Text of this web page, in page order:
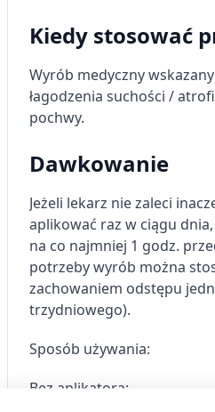
Kiedy stosować
Wyrób medyczny
łagodzenia suchości /
pochwy.
Dawkowanie
Jeżeli lekarz nie zaleci
aplikować raz w ciągu
na co najmniej 1 godz.
potrzeby wyrób można
zachowaniem odstępu
trzydniowego).
Sposób używania:
Bez aplikatora: